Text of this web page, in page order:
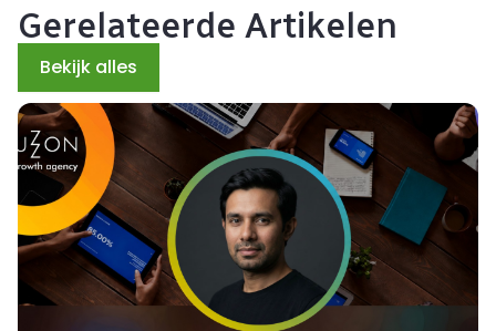
Gerelateerde Artikelen
Bekijk alles